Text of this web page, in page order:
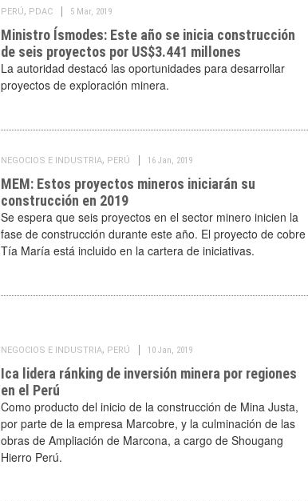
PERÚ, PDAC 5 Mar, 2019
Ministro Ísmodes: Este año se inicia construcción
de seis proyectos por US$3.441 millones
La autoridad destacó las oportunidades para desarrollar
proyectos de exploración minera.
NEGOCIOS E INDUSTRIA, PERÚ 16 Jan, 2019
MEM: Estos proyectos mineros iniciarán su
construcción en 2019
Se espera que seis proyectos en el sector minero inicien la
fase de construcción durante este año. El proyecto de cobre
Tía María está incluido en la cartera de iniciativas.
NEGOCIOS E INDUSTRIA, PERÚ 10 Jan, 2019
Ica lidera ránking de inversión minera por regiones
en el Perú
Como producto del inicio de la construcción de Mina Justa,
por parte de la empresa Marcobre, y la culminación de las
obras de Ampliación de Marcona, a cargo de Shougang
Hierro Perú.